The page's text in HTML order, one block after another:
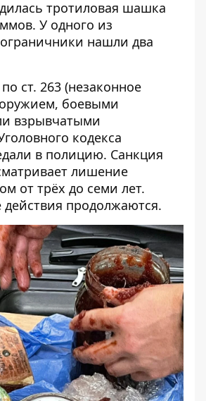
тротиловая шашка
У одного из
нашли два
ст. 263 (незаконное
боевыми
взрывчатыми
кодекса
в полицию. Санкция
лишение
от трёх до семи лет.
действия продолжаются.